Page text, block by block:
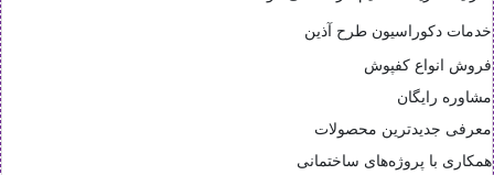
خدمات دکوراسیون طرح آذین
فروش انواع کفپوش
مشاوره رایگان
معرفی جدیدترین محصولات
همکاری با پروژه‌های ساختمانی